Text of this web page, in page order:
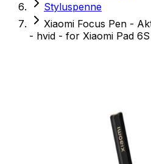
Styluspenne
Xiaomi Focus Pen -
- hvid - for Xiaomi Pad